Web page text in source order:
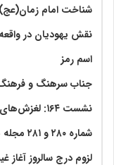
شناخت امام زمان(عج)
نقش یهودیان در واقعه
اسم رمز
جناب سرهنگ و
نشست ۱۶۴: لغزش‌های اعتقادی در عصر غیبت
شماره ۲۸۰ و ۲۸۱ مجله موعود منتشر شد
لزوم درج سالروز